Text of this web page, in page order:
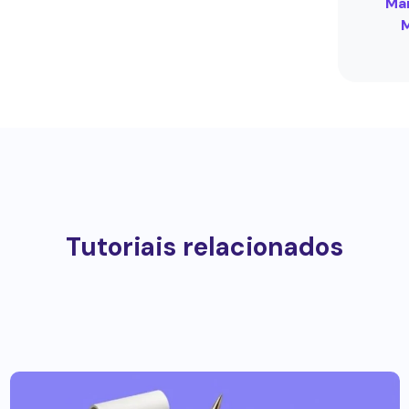
Tutoriais relacionados